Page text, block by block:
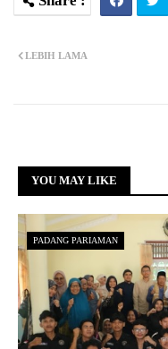
LEBIH LAMA
YOU MAY LIKE
PADANG PARIAMAN